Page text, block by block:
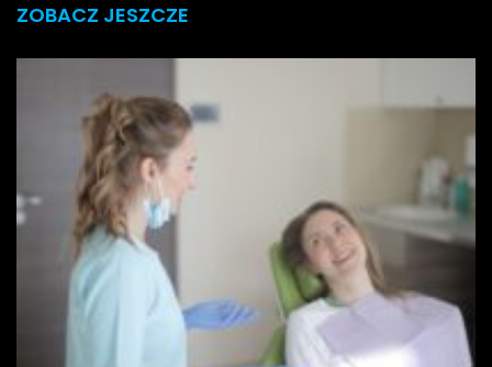
ZOBACZ JESZCZE